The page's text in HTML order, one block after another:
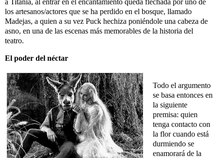
a Titania, al entrar en el encantamiento queda flechada por uno de
los artesanos/actores que se ha perdido en el bosque, llamado
Madejas, a quien a su vez Puck hechiza poniéndole una cabeza de
asno, en una de las escenas más memorables de la historia del
teatro.
El poder del néctar
Todo el argumento
se basa entonces en
la siguiente
premisa: quien
tenga contacto con
la flor cuando está
durmiendo se
enamorará de la